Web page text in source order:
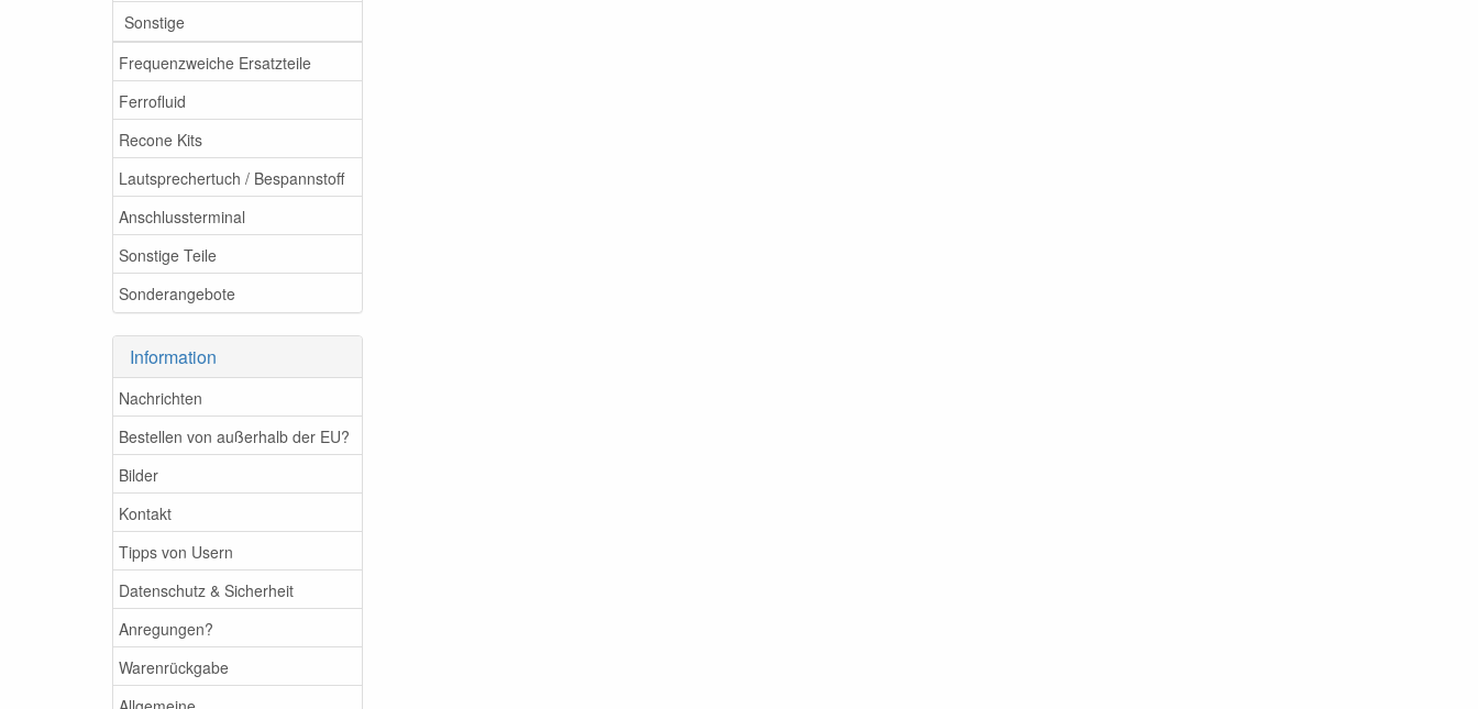
Sonstige
Frequenzweiche Ersatzteile
Ferrofluid
Recone Kits
Lautsprechertuch / Bespannstoff
Anschlussterminal
Sonstige Teile
Sonderangebote
Information
Nachrichten
Bestellen von außerhalb der EU?
Bilder
Kontakt
Tipps von Usern
Datenschutz & Sicherheit
Anregungen?
Warenrückgabe